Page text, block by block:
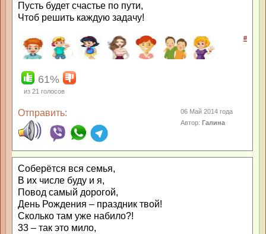
Пусть будет счастье по пути,
Чтоб решить каждую задачу!
#
61%
из 21 голосов
Отправить:
06 Май 2014 года
Автор:Галина
Соберётся вся семья,
В их числе буду и я,
Повод самый дорогой,
День Рождения – праздник твой!
Сколько там уже набило?!
33 – так это мило,